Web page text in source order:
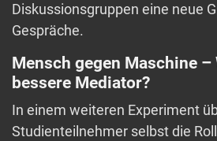
Diskussionsgruppen eine neue
Gespräche.
Mensch gegen Maschine –
bessere Mediator?
In einem weiteren Experiment
Studienteilnehmer selbst die